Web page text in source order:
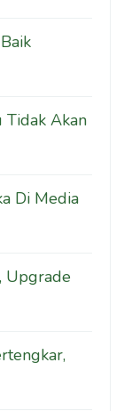
Tidak Akan
Di Media
Upgrade